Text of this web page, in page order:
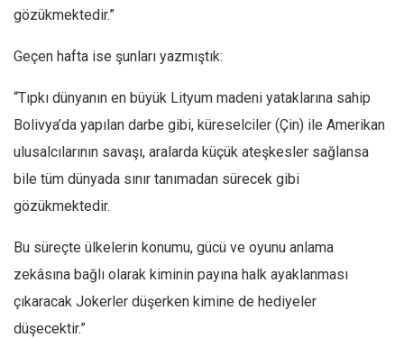
Gıda-Beslenme
Hayat
Siyaset
Dünya
Asya
İslam Dünyası
Amerika
gözükmektedir.”
Geçen hafta ise şunları yazmıştık:
“Tıpkı dünyanın en büyük Lityum madeni yataklarına sahip
Bolivya’da yapılan darbe gibi, küreselciler (Çin) ile Amerikan
ulusalcılarının savaşı, aralarda küçük ateşkesler sağlansa
bile tüm dünyada sınır tanımadan sürecek gibi
gözükmektedir.
Bu süreçte ülkelerin konumu, gücü ve oyunu anlama
zekâsına bağlı olarak kiminin payına halk ayaklanması
çıkaracak Jokerler düşerken kimine de hediyeler
düşecektir.”